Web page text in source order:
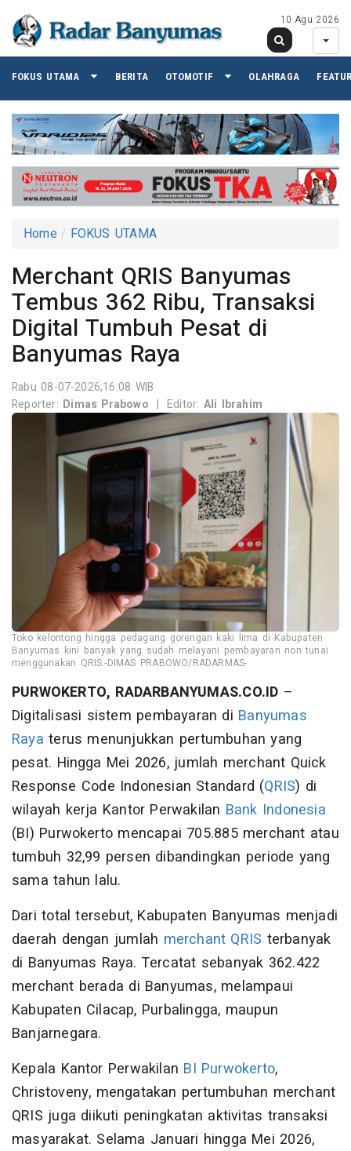
10 Agu 2026
FOKUS UTAMA BERITA OTOMOTIF OLAHRAGA
Home FOKUS UTAMA
Merchant QRIS Banyumas
Tembus 362 Ribu, Transaksi
Digital Tumbuh Pesat di
Banyumas Raya
Rabu 08-07-2026,16:08 WIB
Reporter: Dimas Prabowo | Editor: Ali Ibrahim
Toko kelontong hingga pedagang gorengan kaki lima di Kabupaten
Banyumas kini banyak yang sudah melayani pembayaran non tunai
menggunakan QRIS.-DIMAS PRABOWO/RADARMAS-
PURWOKERTO, RADARBANYUMAS.CO.ID –
Digitalisasi sistem pembayaran di Banyumas
Raya terus menunjukkan pertumbuhan yang
pesat. Hingga Mei 2026, jumlah merchant Quick
Response Code Indonesian Standard (QRIS) di
wilayah kerja Kantor Perwakilan Bank Indonesia
(BI) Purwokerto mencapai 705.885 merchant atau
tumbuh 32,99 persen dibandingkan periode yang
sama tahun lalu.
Dari total tersebut, Kabupaten Banyumas menjadi
daerah dengan jumlah merchant QRIS terbanyak
di Banyumas Raya. Tercatat sebanyak 362.422
merchant berada di Banyumas, melampaui
Kabupaten Cilacap, Purbalingga, maupun
Banjarnegara.
Kepala Kantor Perwakilan BI Purwokerto,
Christoveny, mengatakan pertumbuhan merchant
QRIS juga diikuti peningkatan aktivitas transaksi
masyarakat. Selama Januari hingga Mei 2026,